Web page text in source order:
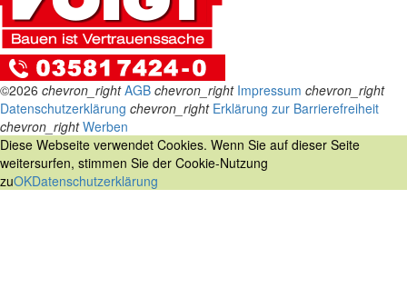
©2026 chevron_right AGB chevron_right Impressum chevron_right
Datenschutzerklärung chevron_right Erklärung zur Barrierefreiheit
chevron_right Werben
Diese Webseite verwendet Cookies. Wenn Sie auf dieser Seite
weitersurfen, stimmen Sie der Cookie-Nutzung
zuOKDatenschutzerklärung